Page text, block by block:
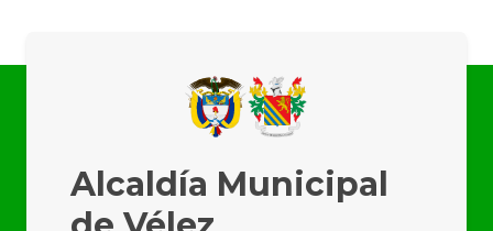
Alcaldía Municipal